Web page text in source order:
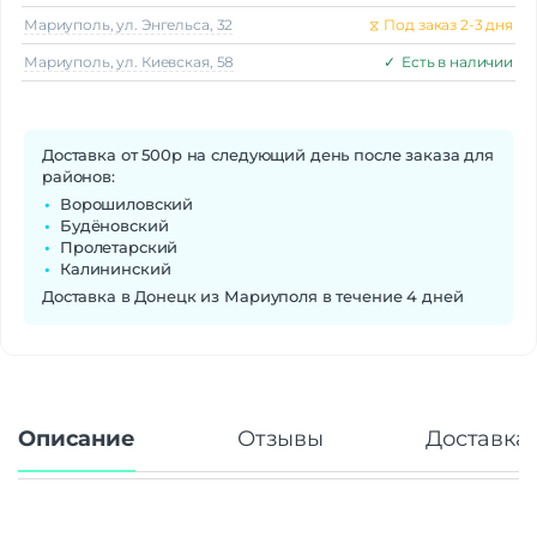
Частота памяти
3200 МГц
Модель видеокарты
Intel Iris Plus Graphics G7
Тип видеокарты
интегрированная
Мариуполь, ул. Энгельса, 32 ⧖ Под заказ 2-3 дня
Мариуполь, ул. Киевская, 58 ✓ Есть в наличии
Доставка от 500р на следующий день после заказа для
районов:
Ворошиловский
Будёновский
Пролетарский
Калининский
Доставка в Донецк из Мариуполя в течение 4 дней
Описание Отзывы Доставка